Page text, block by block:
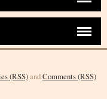
(RSS)andComments (RSS)